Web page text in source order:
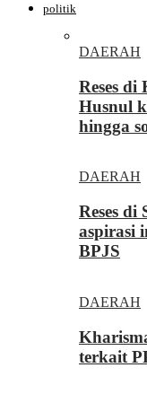
politik
DAERAH
Reses di
Husnul
hingga
DAERAH
Reses di
aspirasi
BPJS
DAERAH
terkait